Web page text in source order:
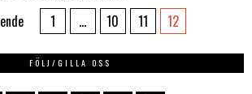
1 … 10 11 12
FÖLJ/GILLA OSS